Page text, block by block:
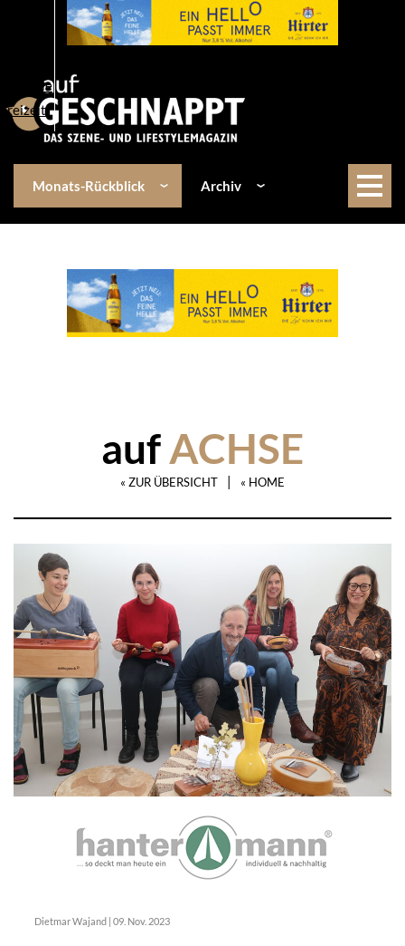
Lifestyle
Freizeit
Monats-Rückblick Archiv
aufACHSE
« ZUR ÜBERSICHT | « HOME
Dietmar Wajand | 09. Nov. 2023